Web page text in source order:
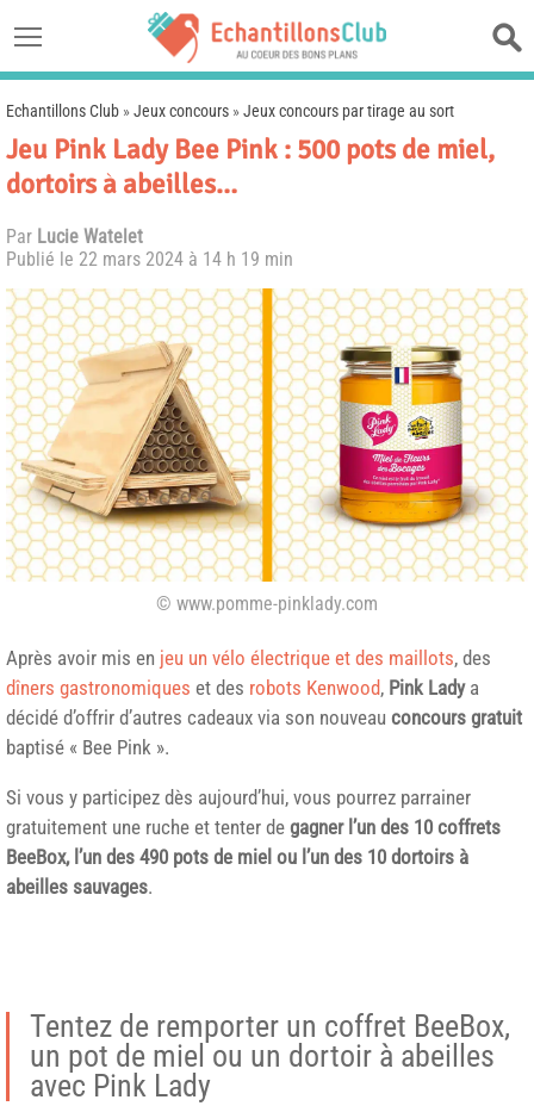
Echantillons Club »Jeux concours »Jeux concours par tirage au sort
Jeu Pink Lady Bee Pink : 500 pots de miel,
dortoirs à abeilles…
Par Lucie Watelet
Publié le 22 mars 2024 à 14 h 19 min
© www.pomme-pinklady.com
Après avoir mis en jeu un vélo électrique et des maillots, des
dîners gastronomiques et des robots Kenwood, Pink Ladya
décidé d’offrir d’autres cadeaux via son nouveau concours gratuit
baptisé « Bee Pink ».
Si vous y participez dès aujourd’hui, vous pourrez parrainer
gratuitement une ruche et tenter de gagner l’un des 10 coffrets
BeeBox, l’un des 490 pots de miel ou l’un des 10 dortoirs à
abeilles sauvages.
Tentez de remporter un coffret BeeBox,
un pot de miel ou un dortoir à abeilles
avec Pink Lady